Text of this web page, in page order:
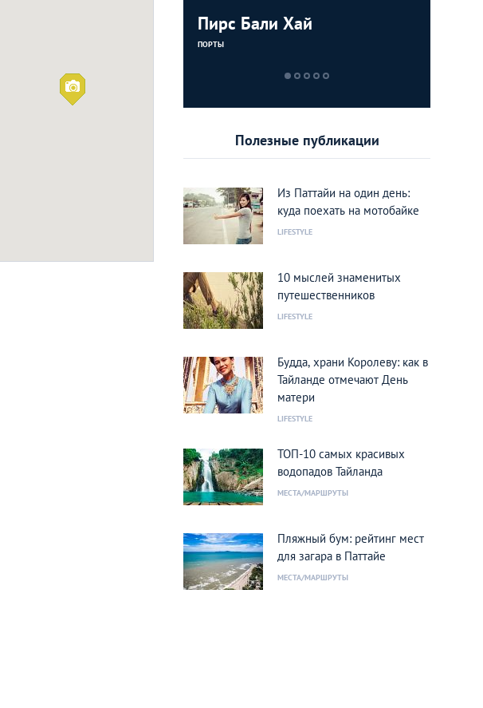
Фото: Павел Сазонтьев
Пирс Бали Хай
ПОРТЫ
Полезные публикации
Из Паттайи на один день:
куда поехать на мотобайке
LIFESTYLE
10 мыслей знаменитых
путешественников
LIFESTYLE
Будда, храни Королеву: как в
Тайланде отмечают День
матери
LIFESTYLE
ТОП-10 самых красивых
водопадов Тайланда
МЕСТА/МАРШРУТЫ
Пляжный бум: рейтинг мест
для загара в Паттайе
МЕСТА/МАРШРУТЫ